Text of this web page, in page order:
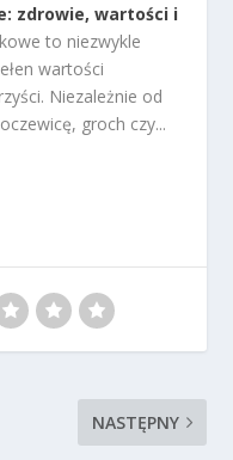
zdrowie, wartości i
to niezwykle
wartości
Niezależnie od
groch czy...
NASTĘPNY